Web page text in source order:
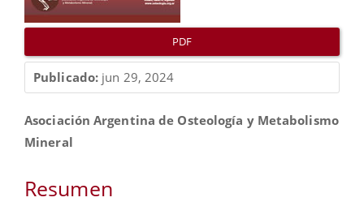
PDF
Publicado: jun 29, 2024
Contenido
principal
artículo
Asociación Argentina de Osteología y Metabolismo
Mineral
Resumen